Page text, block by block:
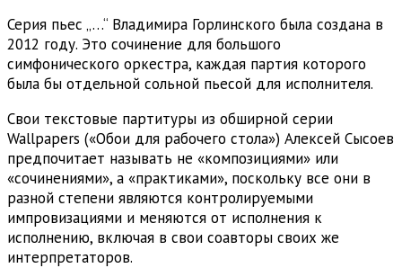
Серия пьес „…“ Владимира Горлинского была создана в
2012 году. Это сочинение для большого
симфонического оркестра, каждая партия которого
была бы отдельной сольной пьесой для исполнителя.
Свои текстовые партитуры из обширной серии
Wallpapers («Обои для рабочего стола») Алексей Сысоев
предпочитает называть не «композициями» или
«сочинениями», а «практиками», поскольку все они в
разной степени являются контролируемыми
импровизациями и меняются от исполнения к
исполнению, включая в свои соавторы своих же
интерпретаторов.